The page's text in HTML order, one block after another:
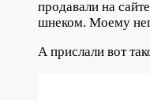
продавали на
шнеком. Моему
А прислали вот